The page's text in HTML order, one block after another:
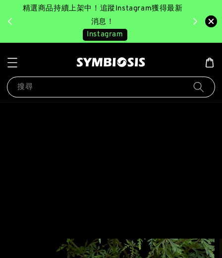
精選商品持續上架中！追蹤Instagram獲得最新
消息！
Instagram
搜尋